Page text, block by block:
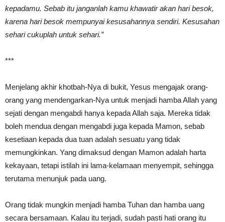
kepadamu. Sebab itu janganlah kamu khawatir akan hari besok,
karena hari besok mempunyai kesusahannya sendiri. Kesusahan
sehari cukuplah untuk sehari.”
***
Menjelang akhir khotbah-Nya di bukit, Yesus mengajak orang-
orang yang mendengarkan-Nya untuk menjadi hamba Allah yang
sejati dengan mengabdi hanya kepada Allah saja. Mereka tidak
boleh mendua dengan mengabdi juga kepada Mamon, sebab
kesetiaan kepada dua tuan adalah sesuatu yang tidak
memungkinkan. Yang dimaksud dengan Mamon adalah harta
kekayaan, tetapi istilah ini lama-kelamaan menyempit, sehingga
terutama menunjuk pada uang.
Orang tidak mungkin menjadi hamba Tuhan dan hamba uang
secara bersamaan. Kalau itu terjadi, sudah pasti hati orang itu